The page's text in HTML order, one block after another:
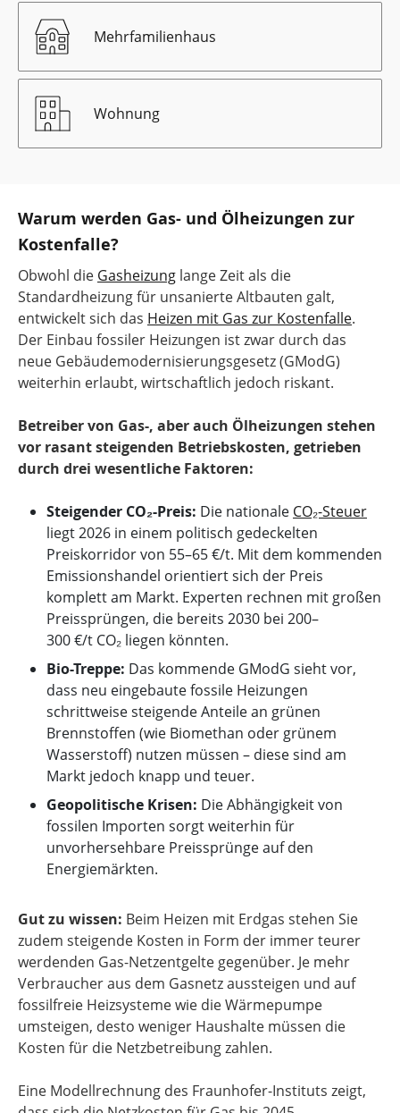
Mehrfamilienhaus
Wohnung
Warum werden Gas- und Ölheizungen zur
Kostenfalle?
Obwohl die Gasheizung lange Zeit als die
Standardheizung für unsanierte Altbauten galt,
entwickelt sich das Heizen mit Gas zur Kostenfalle.
Der Einbau fossiler Heizungen ist zwar durch das
neue Gebäudemodernisierungsgesetz (GModG)
weiterhin erlaubt, wirtschaftlich jedoch riskant.
Betreiber von Gas-, aber auch Ölheizungen stehen
vor rasant steigenden Betriebskosten, getrieben
durch drei wesentliche Faktoren:
Steigender CO₂-Preis: Die nationale CO₂-Steuer
liegt 2026 in einem politisch gedeckelten
Preiskorridor von 55–65 €/t. Mit dem kommenden
Emissionshandel orientiert sich der Preis
komplett am Markt. Experten rechnen mit großen
Preissprüngen, die bereits 2030 bei 200–
300 €/t CO₂ liegen könnten.
Bio-Treppe: Das kommende GModG sieht vor,
dass neu eingebaute fossile Heizungen
schrittweise steigende Anteile an grünen
Brennstoffen (wie Biomethan oder grünem
Wasserstoff) nutzen müssen – diese sind am
Markt jedoch knapp und teuer.
Geopolitische Krisen: Die Abhängigkeit von
fossilen Importen sorgt weiterhin für
unvorhersehbare Preissprünge auf den
Energiemärkten.
Gut zu wissen: Beim Heizen mit Erdgas stehen Sie
zudem steigende Kosten in Form der immer teurer
werdenden Gas-Netzentgelte gegenüber. Je mehr
Verbraucher aus dem Gasnetz aussteigen und auf
fossilfreie Heizsysteme wie die Wärmepumpe
umsteigen, desto weniger Haushalte müssen die
Kosten für die Netzbetreibung zahlen.
Eine Modellrechnung des Fraunhofer-Instituts zeigt,